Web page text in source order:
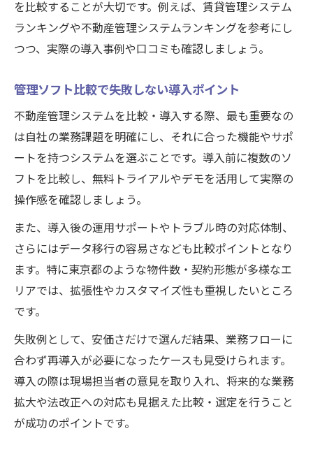
を比較することが大切です。例えば、賃貸管理システム
ランキングや不動産管理システムランキングを参考にし
つつ、実際の導入事例や口コミも確認しましょう。
管理ソフト比較で失敗しない導入ポイント
不動産管理システムを比較・導入する際、最も重要なの
は自社の業務課題を明確にし、それに合った機能やサポ
ートを持つシステムを選ぶことです。導入前に複数のソ
フトを比較し、無料トライアルやデモを活用して実際の
操作感を確認しましょう。
また、導入後の運用サポートやトラブル時の対応体制、
さらにはデータ移行の容易さなども比較ポイントとなり
ます。特に東京都のような物件数・契約形態が多様なエ
リアでは、拡張性やカスタマイズ性も重視したいところ
です。
失敗例として、安価さだけで選んだ結果、業務フローに
合わず再導入が必要になったケースも見受けられます。
導入の際は現場担当者の意見を取り入れ、将来的な業務
拡大や法改正への対応も見据えた比較・選定を行うこと
が成功のポイントです。